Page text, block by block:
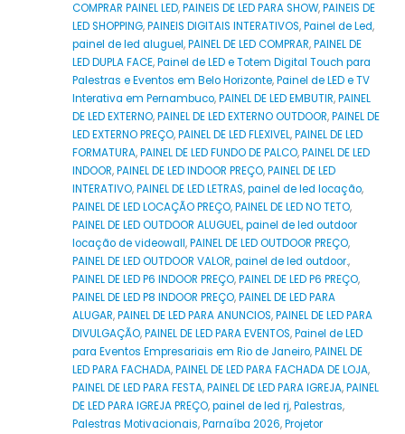
COMPRAR PAINEL LED,PAINEIS DE LED PARA SHOW,PAINEIS DE
LED SHOPPING,PAINEIS DIGITAIS INTERATIVOS,Painel de Led,
painel de led aluguel,PAINEL DE LED COMPRAR,PAINEL DE
LED DUPLA FACE,Painel de LED e Totem Digital Touch para
Palestras e Eventos em Belo Horizonte,Painel de LED e TV
Interativa em Pernambuco,PAINEL DE LED EMBUTIR,PAINEL
DE LED EXTERNO,PAINEL DE LED EXTERNO OUTDOOR,PAINEL DE
LED EXTERNO PREÇO,PAINEL DE LED FLEXIVEL,PAINEL DE LED
FORMATURA,PAINEL DE LED FUNDO DE PALCO,PAINEL DE LED
INDOOR,PAINEL DE LED INDOOR PREÇO,PAINEL DE LED
INTERATIVO,PAINEL DE LED LETRAS,painel de led locação,
PAINEL DE LED LOCAÇÃO PREÇO,PAINEL DE LED NO TETO,
PAINEL DE LED OUTDOOR ALUGUEL,painel de led outdoor
locação de videowall,PAINEL DE LED OUTDOOR PREÇO,
PAINEL DE LED OUTDOOR VALOR,painel de led outdoor.,
PAINEL DE LED P6 INDOOR PREÇO,PAINEL DE LED P6 PREÇO,
PAINEL DE LED P8 INDOOR PREÇO,PAINEL DE LED PARA
ALUGAR,PAINEL DE LED PARA ANUNCIOS,PAINEL DE LED PARA
DIVULGAÇÃO,PAINEL DE LED PARA EVENTOS,Painel de LED
para Eventos Empresariais em Rio de Janeiro,PAINEL DE
LED PARA FACHADA,PAINEL DE LED PARA FACHADA DE LOJA,
PAINEL DE LED PARA FESTA,PAINEL DE LED PARA IGREJA,PAINEL
DE LED PARA IGREJA PREÇO,painel de led rj,Palestras,
Palestras Motivacionais,Parnaíba 2026,Projetor